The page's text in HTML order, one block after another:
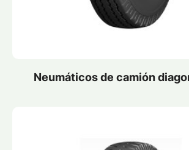
Neumáticos de camión